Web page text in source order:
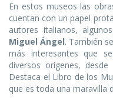
En estos museos las
cuentan con un papel
autores italianos,
Miguel Ángel. También
más interesantes que
diversos orígenes,
Destaca el Libro de los
que es toda una maravilla